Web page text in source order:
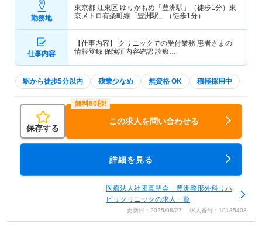
勤務地
東京都 江東区 ゆりかもめ「豊洲駅」（徒歩1分）東
京メトロ有楽町線「豊洲駅」（徒歩1分）
仕事内容
【仕事内容】 クリニックでの受付業務 患者さまの
情報登録 保険証内容確認 診療…
駅から徒歩5分以内 残業少なめ 無資格 OK 積極採用中
保存する
この求人を問い合わせる
詳細を見る
医療法人社団真聖会 豊洲整形外科リハ
ビリクリニックの求人一覧
更新日：2025/08/27 求人番号：10135403